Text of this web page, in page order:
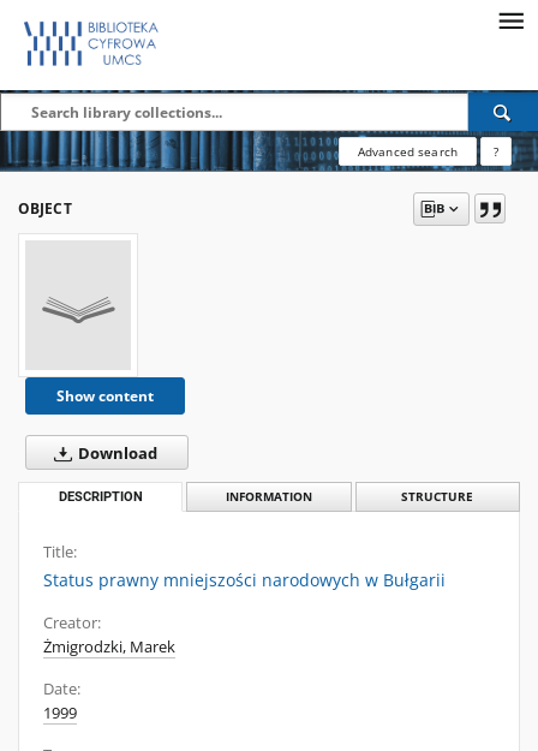
Advanced search ?
OBJECT
Show content
Download
DESCRIPTION INFORMATION STRUCTURE
Title:
Status prawny mniejszości narodowych w Bułgarii
Creator:
Żmigrodzki, Marek
Date:
1999